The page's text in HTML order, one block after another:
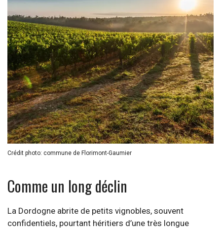
Crédit photo: commune de Florimont-Gaumier
Comme un long déclin
La Dordogne abrite de petits vignobles, souvent
confidentiels, pourtant héritiers d’une très longue